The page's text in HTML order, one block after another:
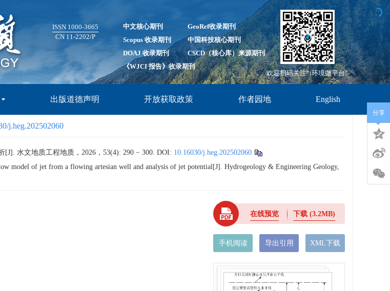
ISSN 1000-3665
CN 11-2202/P
中文核心期刊
GeoRef收录期刊
Scopus 收录期刊
中国科技核心期刊
DOAJ 收录期刊
CSCD（核心库）来源期刊
《WJCI 报告》收录期刊
欢迎扫码关注“i环境微平台”
出版道德声明 开放获取政策 作者园地 English
j.heg.202502060
水文地质工程地质，2026，53(4): 290 − 300. DOI: 10.16030/j.heg.202502060
model of jet from a flowing artesian well and analysis of jet potential[J]. Hydrogeology & Engineering Geology,
在线预览 下载(3.2MB)
手机阅读 导出引用 XML下载
分享